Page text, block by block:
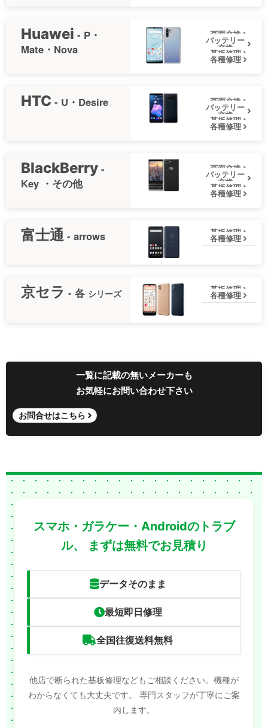
Huawei - P・
Mate・Nova
画面交換
バッテリー
交換
基板修理
各種修理
HTC - U・Desire 画面交換
バッテリー
交換
基板修理
各種修理
BlackBerry -
Key ・その他
画面交換
バッテリー
交換
基板修理
各種修理
富士通- arrows 基板修理
各種修理
京セラ - 各 シリーズ 基板修理
各種修理
一覧に記載の無いメーカーも
お気軽にお問い合わせ下さい
お問合せはこちら
スマホ・ガラケー・Androidのトラブ
ル、
まずは無料でお見積り
データそのまま
最短即日修理
全国往復送料無料
他店で断られた基板修理などもご相談ください。機種が
わからなくても大丈夫です。
専門スタッフが丁寧にご案
内します。